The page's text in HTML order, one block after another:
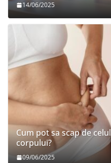
14/06/2025
Cum pot sa scap de
corpului?
09/06/2025